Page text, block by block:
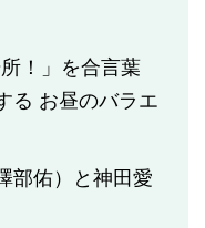
！」を合言葉
る お昼のバラエ
部佑）と神田愛